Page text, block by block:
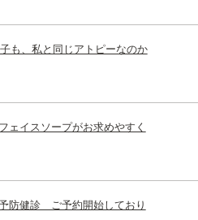
子も、私と同じアトピーなのか
ェイスソープがお求めやすく
防健診 ご予約開始しており